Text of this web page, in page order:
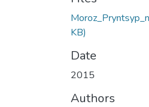
KB)
Date
2015
Authors